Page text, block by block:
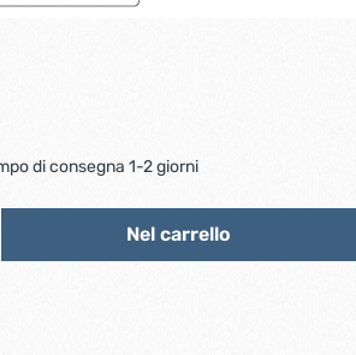
di consegna 1-2 giorni
Nel carrello